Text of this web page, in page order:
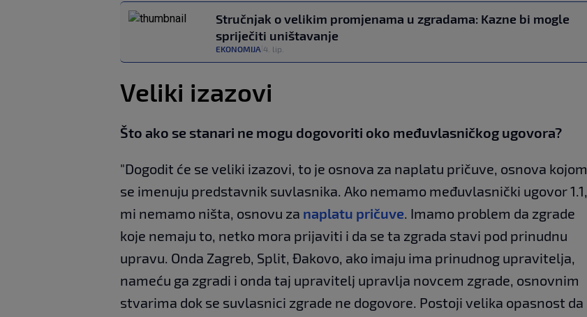
Stručnjak o velikim promjenama u zgradama: Kazne bi mogle
spriječiti uništavanje
EKONOMIJA 4. lip.
Veliki izazovi
Što ako se stanari ne mogu dogovoriti oko međuvlasničkog ugovora?
"Dogodit će se veliki izazovi, to je osnova za naplatu pričuve, osnova kojom
se imenuju predstavnik suvlasnika. Ako nemamo međuvlasnički ugovor 1.1,
mi nemamo ništa, osnovu za naplatu pričuve. Imamo problem da zgrade
koje nemaju to, netko mora prijaviti i da se ta zgrada stavi pod prinudnu
upravu. Onda Zagreb, Split, Đakovo, ako imaju ima prinudnog upravitelja,
nameću ga zgradi i onda taj upravitelj upravlja novcem zgrade, osnovnim
stvarima dok se suvlasnici zgrade ne dogovore. Postoji velika opasnost da